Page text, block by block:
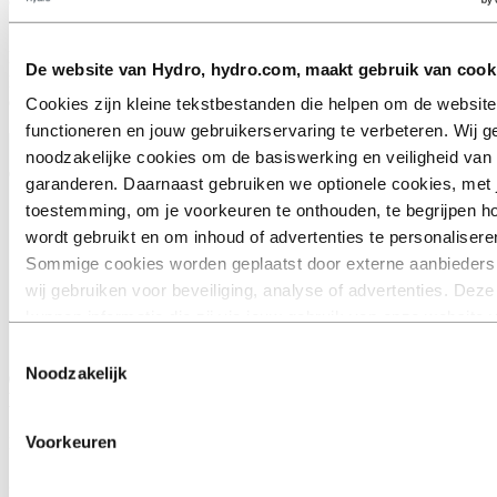
De website van Hydro, hydro.com, maakt gebruik van
Cookies zijn kleine tekstbestanden die helpen om de
functioneren en jouw gebruikerservaring te verbeteren. Wij
noodzakelijke cookies om de basiswerking en veiligheid van
garanderen. Daarnaast gebruiken we optionele cookies, met
toestemming, om je voorkeuren te onthouden, te begrijpen
wordt gebruikt en om inhoud of advertenties te
Sommige cookies worden geplaatst door externe
wij gebruiken voor beveiliging, analyse of advertenties.
hebben verzameld via jouw gebruik van hun diensten. De
respectieve cookies worden verzameld. In de lijst hieronder
Noodzakelijk
Voorkeuren
aan kwaliteit.
Hydro CIRCAL is een van het meest duurzame aluminium dat op
dit moment beschikbaar is.
Hermeta staat voor duurzaamheid en innovatie. Marcel van der